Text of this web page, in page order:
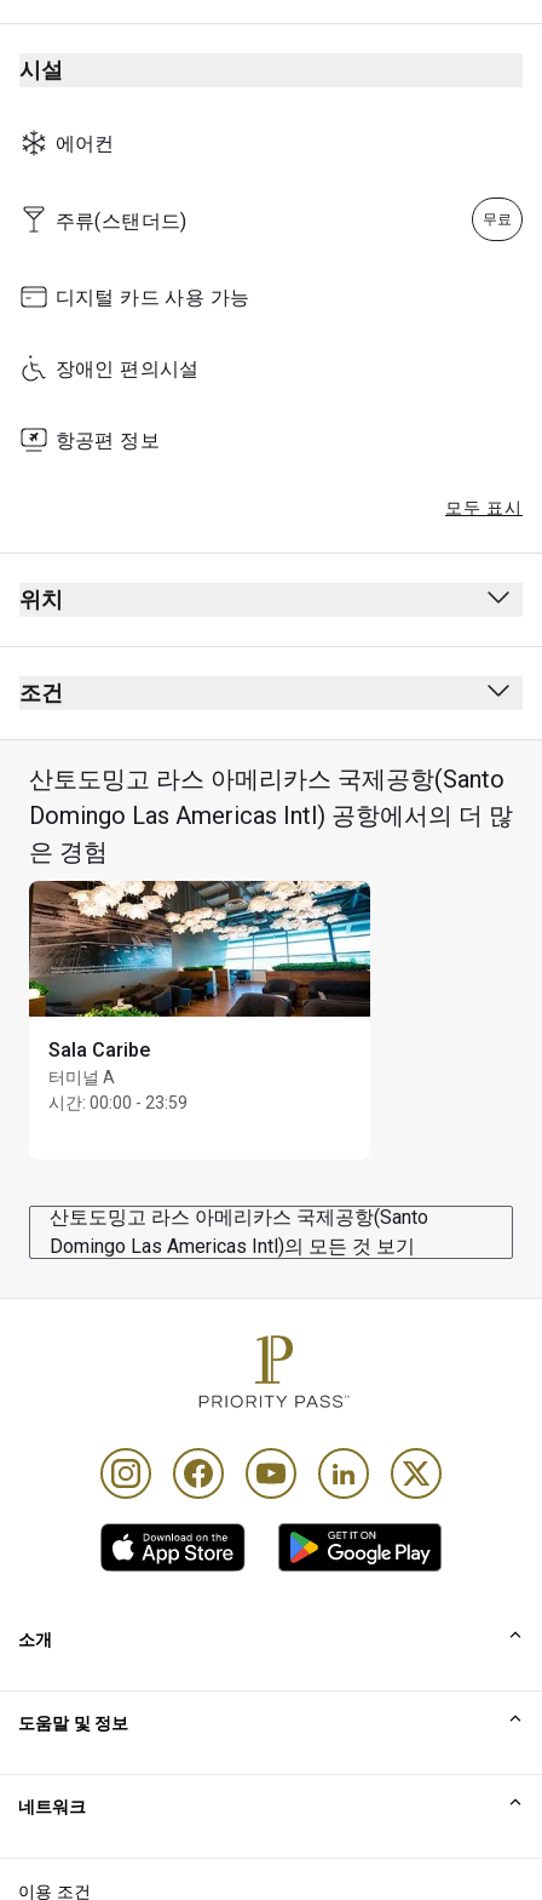
월요일: 05:30 - 15:00
화요일: 05:30 - 17:00
수요일: 05:30 - 17:00
금요일: 05:30 - 17:00
일요일: 05:30 - 17:00
시설
에어컨
주류(스탠더드) 무료
디지털 카드 사용 가능
장애인 편의시설
항공편 정보
모두 표시
위치
조건
산토도밍고 라스 아메리카스 국제공항(Santo
Domingo Las Americas Intl) 공항에서의 더 많
은 경험
Sala Caribe
터미널 A
시간: 00:00 - 23:59
산토도밍고 라스 아메리카스 국제공항(Santo
Domingo Las Americas Intl)의 모든 것 보기
소개
Excellence Awards
도움말 및 정보
네트워크
이용 조건